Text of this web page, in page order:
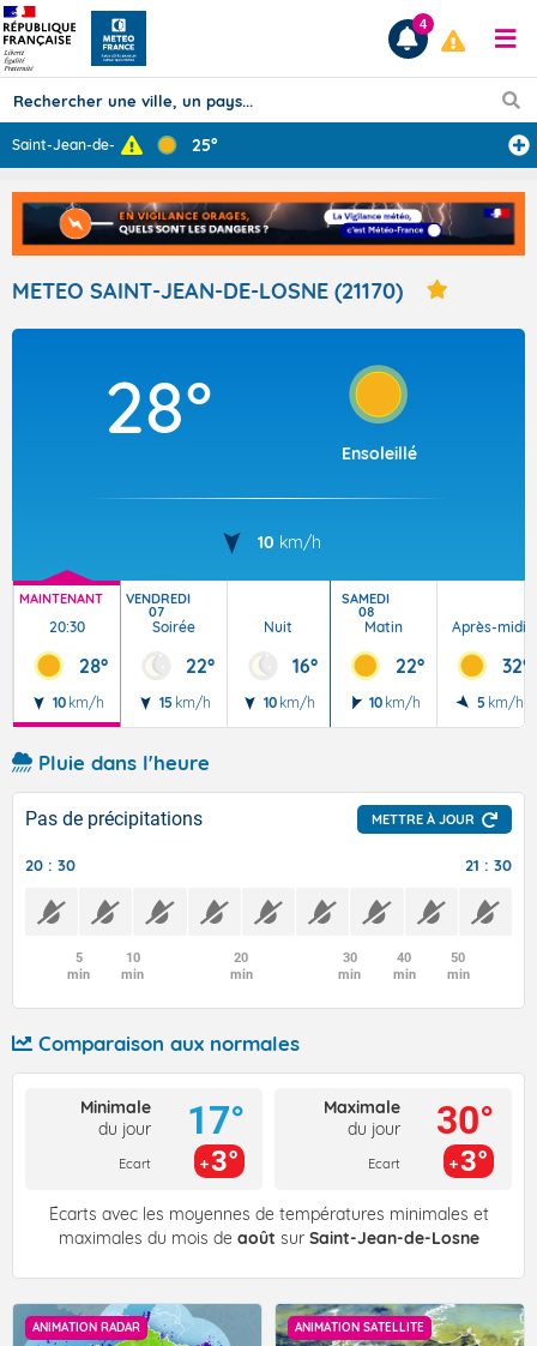
Prévisions
TOUS LES RÉSULTATS
Articles
4
Saint-Jean-de-L... 25°
METEO SAINT-JEAN-DE-LOSNE (21170)
28°
Ensoleillé
10 km/h
MAINTENANT
20:30
28°
10 km/h
VENDREDI
07
Soirée
22°
15 km/h
Nuit
16°
10 km/h
SAMEDI
08
Matin
22°
10 km/h
Après-midi
32°
5 km/h
Pluie dans l'heure
Pas de précipitations METTRE À JOUR
20 : 30 21 : 30
5
min
10
min
20
min
30
min
40
min
50
min
Comparaison aux normales
Minimale
du jour
Ecart
17°
3°
Maximale
du jour
Ecart
30°
3°
Écarts avec les moyennes de températures minimales et
maximales du mois de août sur Saint-Jean-de-Losne
ANIMATION RADAR ANIMATION SATELLITE